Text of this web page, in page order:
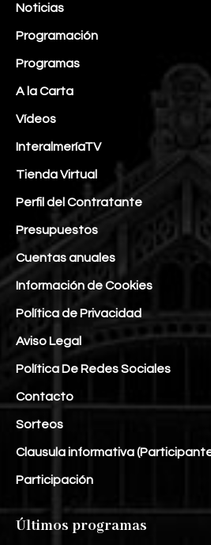
Noticias
Programación
Programas
A la Carta
Vídeos
InteralmeríaTV
Tienda Virtual
Perfil del Contratante
Presupuestos
Cuentas anuales
Información de Cookies
Política de Privacidad
Aviso Legal
Política De Redes Sociales
Contacto
Sorteos
Clausula informativa
Participación
Últimos programas